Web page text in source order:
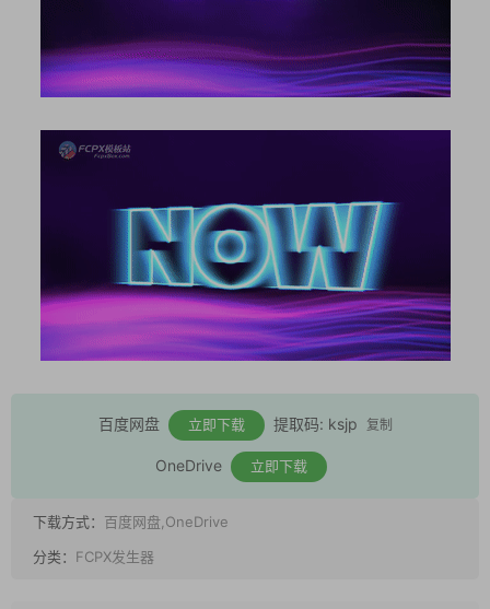
百度网盘 立即下载 提取码: ksjp 复制
OneDrive 立即下载
下载方式： 百度网盘,OneDrive
分类： FCPX发生器